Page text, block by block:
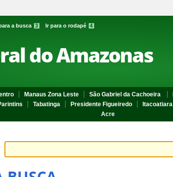
a busca 3 Ir para o rodapé 4
do Amazonas
Manaus Zona Leste São Gabriel da Cachoeira
Tabatinga Presidente Figueiredo Itacoatiara
Acre